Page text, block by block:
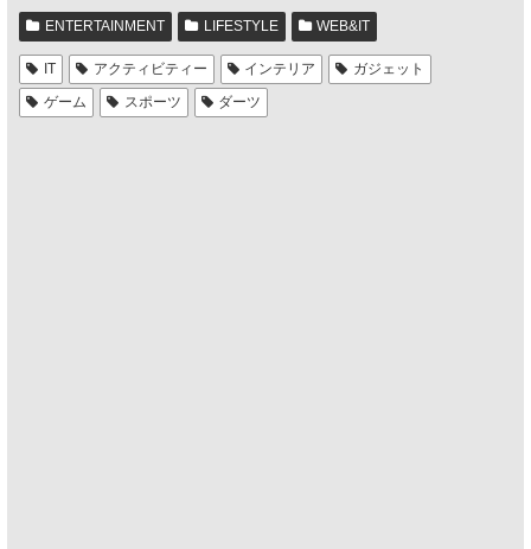
ENTERTAINMENT LIFESTYLE WEB&IT
IT アクティビティー インテリア
ガジェット
ゲーム
スポーツ ダーツ